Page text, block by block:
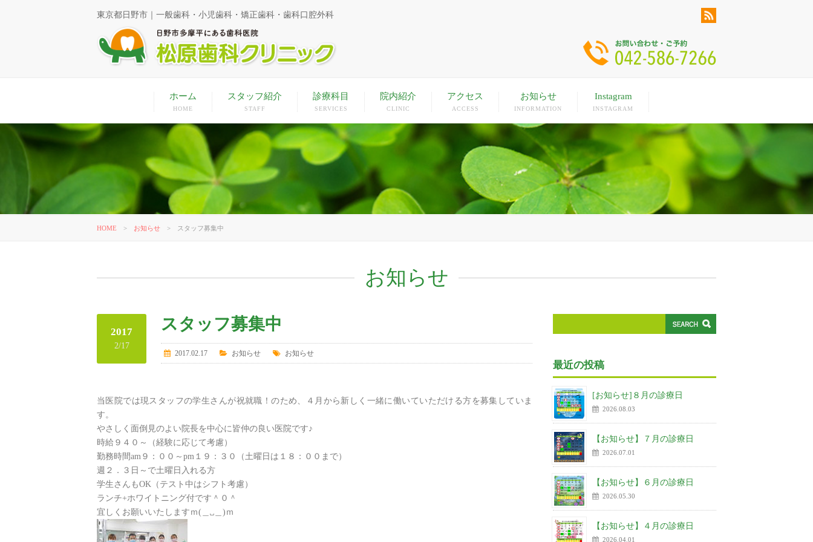
東京都日野市｜一般歯科・小児歯科・矯正歯科・歯科口腔外科
ホーム
HOME
スタッフ紹介
STAFF
診療科目
SERVICES
院内紹介
CLINIC
アクセス
ACCESS
お知らせ
INFORMATION
Instagram
INSTAGRAM
HOME > お知らせ > スタッフ募集中
お知らせ
2017
2/17
スタッフ募集中
2017.02.17 お知らせ お知らせ
当医院では現スタッフの学生さんが祝就職！のため、４月から新しく一緒に働いていただける方を募集していま
す。
やさしく面倒見のよい院長を中心に皆仲の良い医院です♪
時給９４０～（経験に応じて考慮）
勤務時間am９：００～pm１９：３０（土曜日は１８：００まで）
週２．３日～で土曜日入れる方
学生さんもOK（テスト中はシフト考慮）
ランチ+ホワイトニング付です＾０＾
宜しくお願いいたしますｍ(＿␣＿)ｍ
最近の投稿
[お知らせ]８月の診療日
2026.08.03
【お知らせ】７月の診療日
2026.07.01
【お知らせ】６月の診療日
2026.05.30
【お知らせ】４月の診療日
2026.04.01